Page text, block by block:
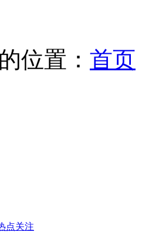
位置： 首页
点关注